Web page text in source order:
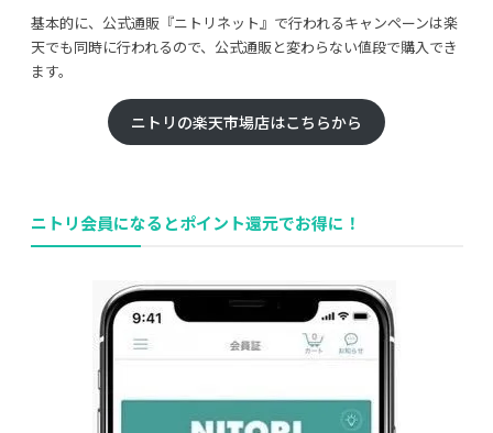
基本的に、公式通販『ニトリネット』で行われるキャンペーンは楽
天でも同時に行われるので、公式通販と変わらない値段で購入でき
ます。
ニトリの楽天市場店はこちらから
ニトリ会員になるとポイント還元でお得に！